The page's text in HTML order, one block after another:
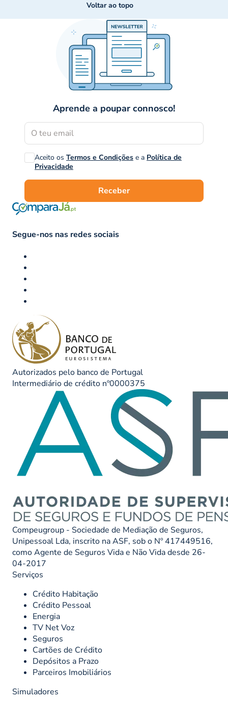
Voltar ao topo
Aprende a poupar connosco!
Aceito os Termos e Condições e a Política de
Privacidade
Receber
Segue-nos nas redes sociais
Autorizados pelo banco de Portugal
Intermediário de crédito nº0000375
Compeugroup - Sociedade de Mediação de Seguros,
Unipessoal Lda, inscrito na ASF, sob o Nº 417449516,
como Agente de Seguros Vida e Não Vida desde 26-
04-2017
Serviços
Crédito Habitação
Crédito Pessoal
Energia
TV Net Voz
Seguros
Cartões de Crédito
Depósitos a Prazo
Parceiros Imobiliários
Simuladores